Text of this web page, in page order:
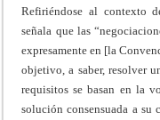
Refiriéndose al contexto
señala que las
expresamente en [la
objetivo, a saber, resolver
requisitos se basan en la
solución consensuada a su